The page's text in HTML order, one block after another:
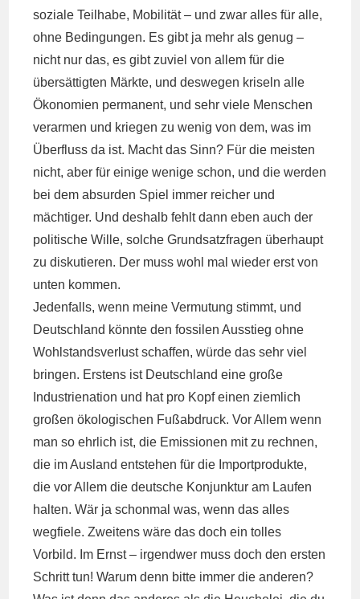
soziale Teilhabe, Mobilität – und zwar alles für alle,
ohne Bedingungen. Es gibt ja mehr als genug –
nicht nur das, es gibt zuviel von allem für die
übersättigten Märkte, und deswegen kriseln alle
Ökonomien permanent, und sehr viele Menschen
verarmen und kriegen zu wenig von dem, was im
Überfluss da ist. Macht das Sinn? Für die meisten
nicht, aber für einige wenige schon, und die werden
bei dem absurden Spiel immer reicher und
mächtiger. Und deshalb fehlt dann eben auch der
politische Wille, solche Grundsatzfragen überhaupt
zu diskutieren. Der muss wohl mal wieder erst von
unten kommen.
Jedenfalls, wenn meine Vermutung stimmt, und
Deutschland könnte den fossilen Ausstieg ohne
Wohlstandsverlust schaffen, würde das sehr viel
bringen. Erstens ist Deutschland eine große
Industrienation und hat pro Kopf einen ziemlich
großen ökologischen Fußabdruck. Vor Allem wenn
man so ehrlich ist, die Emissionen mit zu rechnen,
die im Ausland entstehen für die Importprodukte,
die vor Allem die deutsche Konjunktur am Laufen
halten. Wär ja schonmal was, wenn das alles
wegfiele. Zweitens wäre das doch ein tolles
Vorbild. Im Ernst – irgendwer muss doch den ersten
Schritt tun! Warum denn bitte immer die anderen?